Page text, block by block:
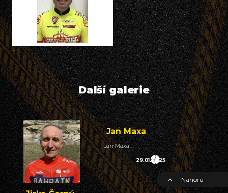
Další galerie
Jan Maxa
Jan Maxa ...
29.01.2025
Nahoru